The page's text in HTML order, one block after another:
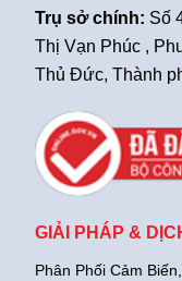
Trụ sở chính: Số
Thị Vạn Phúc ,
Thủ Đức, Thành
GIẢI PHÁP &
Phân Phối Cảm